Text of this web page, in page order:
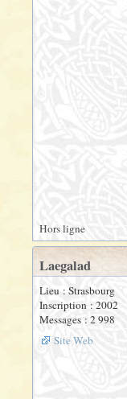
Hors ligne
Laegalad
Lieu : Strasbourg
Inscription : 2002
Messages : 2 998
Site Web